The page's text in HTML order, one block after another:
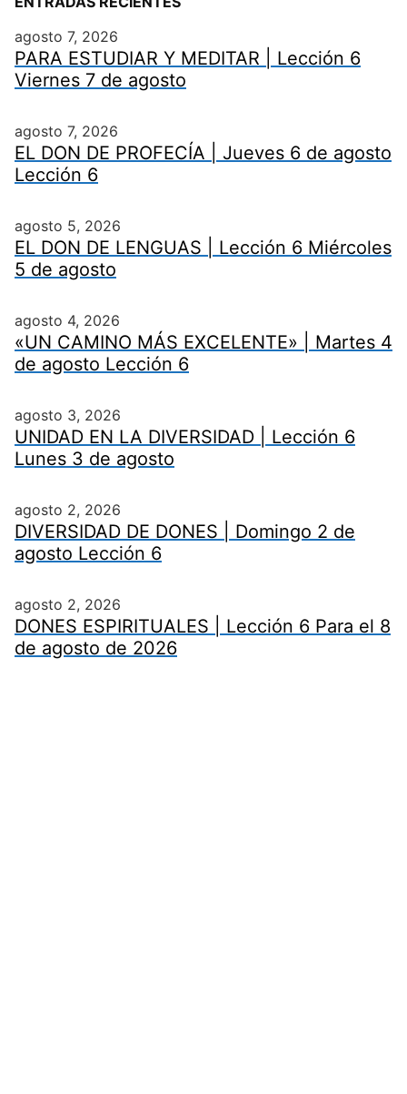
agosto 7, 2026
PARA ESTUDIAR Y MEDITAR | Lección 6
Viernes 7 de agosto
agosto 7, 2026
EL DON DE PROFECÍA | Jueves 6 de agosto
Lección 6
agosto 5, 2026
EL DON DE LENGUAS | Lección 6 Miércoles
5 de agosto
agosto 4, 2026
«UN CAMINO MÁS EXCELENTE» | Martes 4
de agosto Lección 6
agosto 3, 2026
UNIDAD EN LA DIVERSIDAD | Lección 6
Lunes 3 de agosto
agosto 2, 2026
DIVERSIDAD DE DONES | Domingo 2 de
agosto Lección 6
agosto 2, 2026
DONES ESPIRITUALES | Lección 6 Para el 8
de agosto de 2026